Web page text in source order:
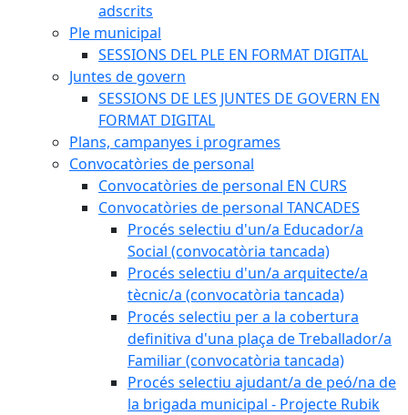
adscrits
Ple municipal
SESSIONS DEL PLE EN FORMAT DIGITAL
Juntes de govern
SESSIONS DE LES JUNTES DE GOVERN EN
FORMAT DIGITAL
Plans, campanyes i programes
Convocatòries de personal
Convocatòries de personal EN CURS
Convocatòries de personal TANCADES
Procés selectiu d'un/a Educador/a
Social (convocatòria tancada)
Procés selectiu d'un/a arquitecte/a
tècnic/a (convocatòria tancada)
Procés selectiu per a la cobertura
definitiva d'una plaça de Treballador/a
Familiar (convocatòria tancada)
Procés selectiu ajudant/a de peó/na de
la brigada municipal - Projecte Rubik